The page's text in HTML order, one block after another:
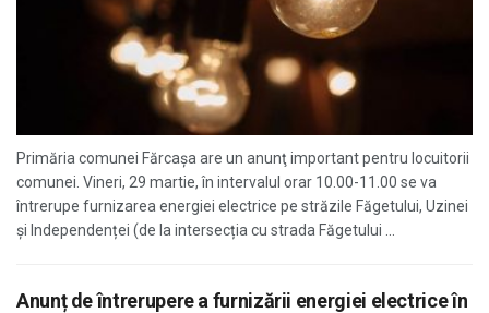
Primăria comunei Fărcaşa are un anunţ important pentru locuitorii
comunei. Vineri, 29 martie, în intervalul orar 10.00-11.00 se va
întrerupe furnizarea energiei electrice pe străzile Făgetului, Uzinei
și Independenței (de la intersecția cu strada Făgetului ...
Anunț de întrerupere a furnizării energiei electrice în